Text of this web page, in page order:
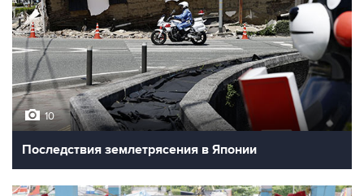
10
Последствия землетрясения в Японии